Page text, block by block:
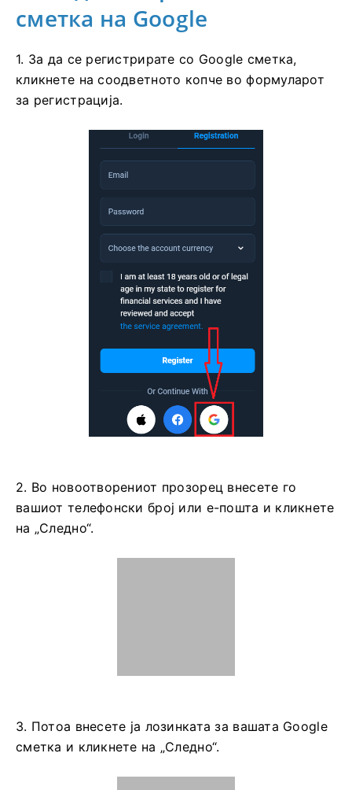
сметка на Google
1. За да се регистрирате со Google сметка,
кликнете на соодветното копче во формуларот
за регистрација.
2. Во новоотворениот прозорец внесете го
вашиот телефонски број или е-пошта и кликнете
на „Следно“.